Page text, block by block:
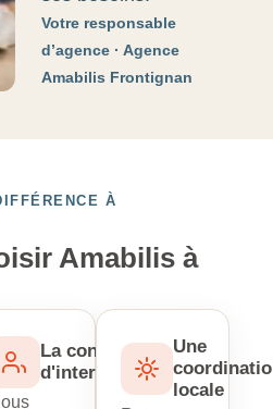
Votre responsable
d’agence · Agence
Amabilis Frontignan
À
Amabilis à
La continuité
d'intervenant
Une
locale